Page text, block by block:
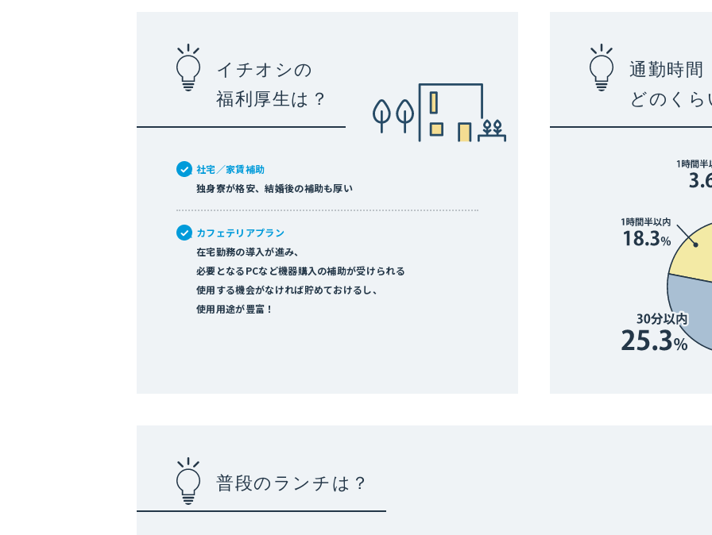
イチオシの
福利厚生は？
社宅／家賃補助
独身寮が格安、結婚後の補助も厚い
カフェテリアプラン
在宅勤務の導入が進み、
必要となるPCなど機器購入の補助が受けられる
使用する機会がなければ貯めておけるし、
使用用途が豊富！
通勤時間
どのく
普段のランチは？